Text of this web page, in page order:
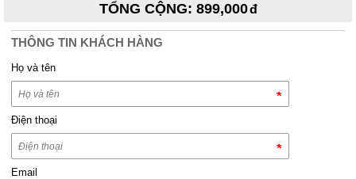
TỔNG CỘNG: 899,000
THÔNG TIN KHÁCH HÀNG
Họ và tên
Điện thoại
Email